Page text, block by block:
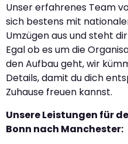
Unser erfahrenes Team
sich bestens mit
Umzügen aus und steht
Egal ob es um die
den Aufbau geht, wir
Details, damit du dich
Zuhause freuen kannst.
Unsere Leistungen für
Bonn nach Manchester: